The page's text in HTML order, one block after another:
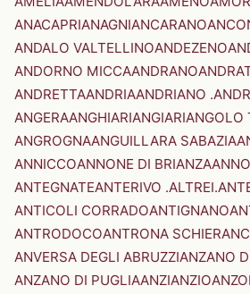
ANACAPRIANAGNIANCARANO
ANDALO VALTELLINOANDEZENO
ANDORNO MICCAANDRANO
ANDRETTAANDRIAANDRIANO
ANGERAANGHIARIANGIARIANGOLO
ANGROGNAANGUILLARA SABAZIA
ANNICCOANNONE DI BRIANZA
ANTEGNATEANTERIVO .ALTREI.
ANTICOLI CORRADOANTIGNANO
ANTRODOCOANTRONA
ANVERSA DEGLI ABRUZZIANZANO
ANZANO DI PUGLIAANZIANZIO